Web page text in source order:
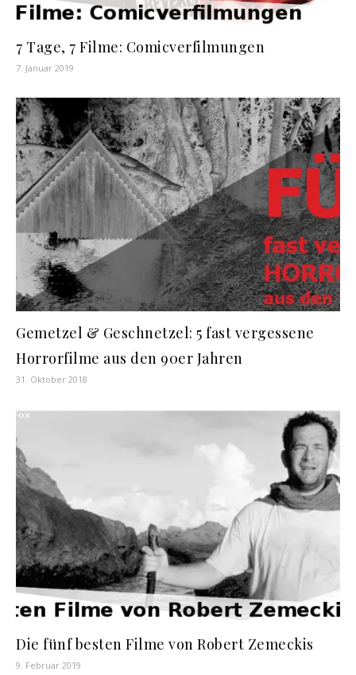
7 Tage, 7 Filme: Comicverfilmungen
7. Januar 2019
Gemetzel & Geschnetzel: 5 fast vergessene
Horrorfilme aus den 90er Jahren
31. Oktober 2018
Die fünf besten Filme von Robert Zemeckis
9. Februar 2019